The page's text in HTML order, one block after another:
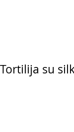
Tortilija su